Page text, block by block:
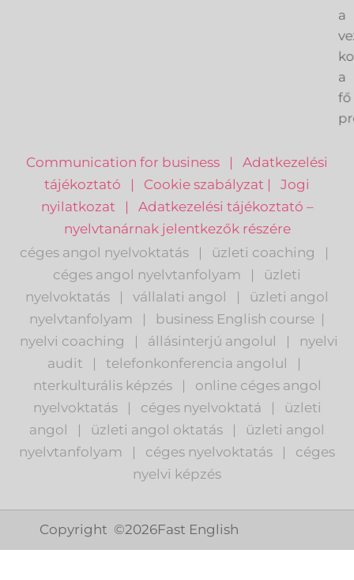
a
Communication for business | Adatkezelési
tájékoztató | Cookie szabályzat | Jogi
nyilatkozat | Adatkezelési tájékoztató –
nyelvtanárnak jelentkezők részére
céges angol nyelvoktatás
| üzleti coaching
|
céges angol nyelvtanfolyam
|
üzleti
nyelvoktatás
| vállalati angol |
üzleti angol
nyelvtanfolyam
| business English course |
nyelvi coaching
| állásinterjú angolul |
nyelvi
audit
| telefonkonferencia angolul
|
nterkulturális képzés
| online céges angol
nyelvoktatás
| céges nyelvoktatá |
üzleti
angol
| üzleti angol oktatás |
üzleti angol
nyelvtanfolyam
| céges nyelvoktatás |
céges
nyelvi képzés
Copyright ©2026Fast English